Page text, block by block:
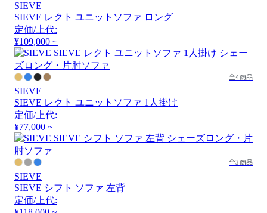
SIEVE
SIEVE レクト ユニットソファ ロング
定価/上代:
¥109,000 ~
全4商品
SIEVE
SIEVE レクト ユニットソファ 1人掛け
定価/上代:
¥77,000 ~
全3商品
SIEVE
SIEVE シフト ソファ 左背
定価/上代: